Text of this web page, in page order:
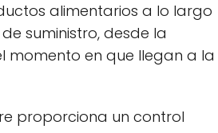
alimentarios a lo largo
suministro, desde la
momento en que llegan a la
proporciona un control